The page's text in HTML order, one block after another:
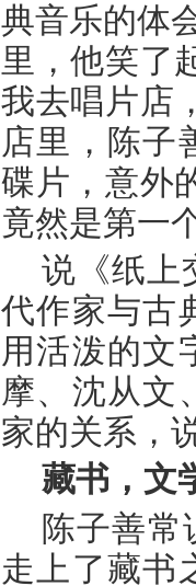
典音乐的体
里，他笑了
我去唱片店
店里，陈子
碟片，意外
竟然是第一
说《纸上
代作家与古
用活泼的文
摩、沈从文
家的关系，
藏书，文
陈子善常
走上了藏书